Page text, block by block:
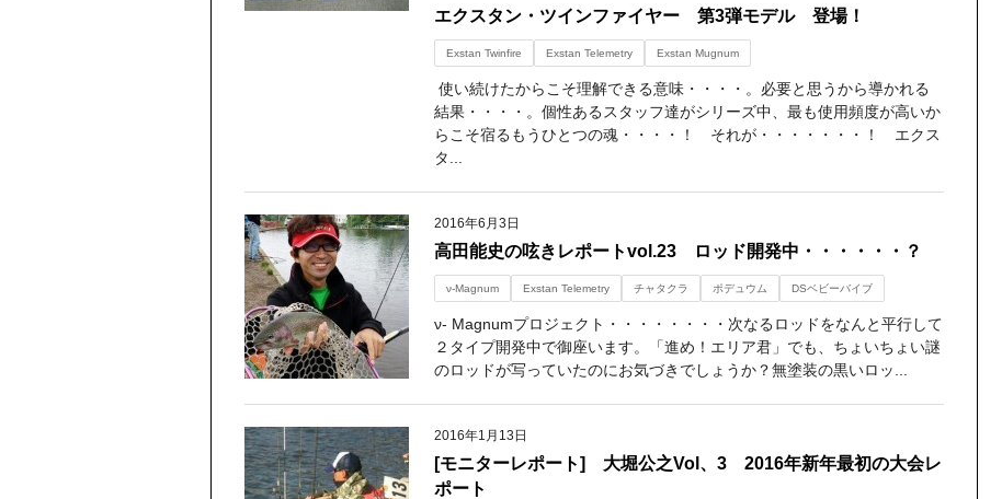
エクスタン・ツインファイヤー 第3弾モデル 登場！
Exstan Twinfire Exstan Telemetry Exstan Mugnum
使い続けたからこそ理解できる意味・・・・。必要と思うから導かれる
結果・・・・。個性あるスタッフ達がシリーズ中、最も使用頻度が高いか
らこそ宿るもうひとつの魂・・・・！ それが・・・・・・・！ エクス
タ...
2016年6月3日
高田能史の呟きレポートvol.23 ロッド開発中・・・・・・？
ν-Magnum Exstan Telemetry チャタクラ ポデュウム DSベビーバイブ
ν- Magnumプロジェクト・・・・・・・・次なるロッドをなんと平行して
２タイプ開発中で御座います。「進め！エリア君」でも、ちょいちょい謎
のロッドが写っていたのにお気づきでしょうか？無塗装の黒いロッ...
2016年1月13日
[モニターレポート] 大堀公之Vol、3 2016年新年最初の大会レ
ポート